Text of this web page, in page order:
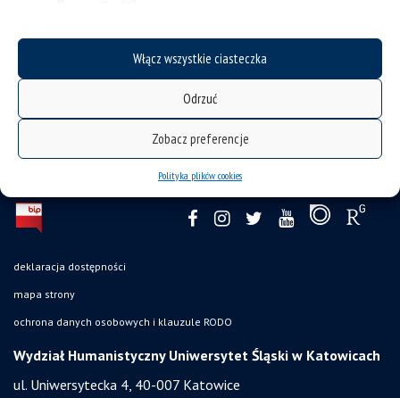
Włącz wszystkie ciasteczka
Odrzuć
Zobacz preferencje
Polityka plików cookies
deklaracja dostępności
mapa strony
ochrona danych osobowych i klauzule RODO
Wydział Humanistyczny Uniwersytet Śląski w Katowicach
ul. Uniwersytecka 4, 40-007 Katowice